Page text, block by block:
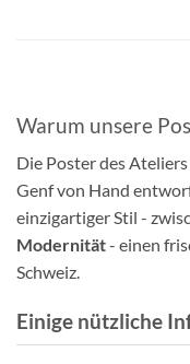
Warum unsere
Die Poster des Ateliers
Genf von Hand
einzigartiger Stil -
Modernität- einen
Schweiz.
Einige nützliche